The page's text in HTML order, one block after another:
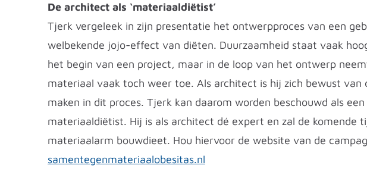
De architect als ‘materiaaldiëtist’
Tjerk vergeleek in zijn presentatie het ontwerpproces van een
welbekende jojo-effect van diëten. Duurzaamheid staat vaak
het begin van een project, maar in de loop van het ontwerp
materiaal vaak toch weer toe. Als architect is hij zich bewust van
maken in dit proces. Tjerk kan daarom worden beschouwd als
materiaaldiëtist. Hij is als architect dé expert en zal de komende
materiaalarm bouwdieet. Hou hiervoor de website van de
samentegenmateriaalobesitas.nl